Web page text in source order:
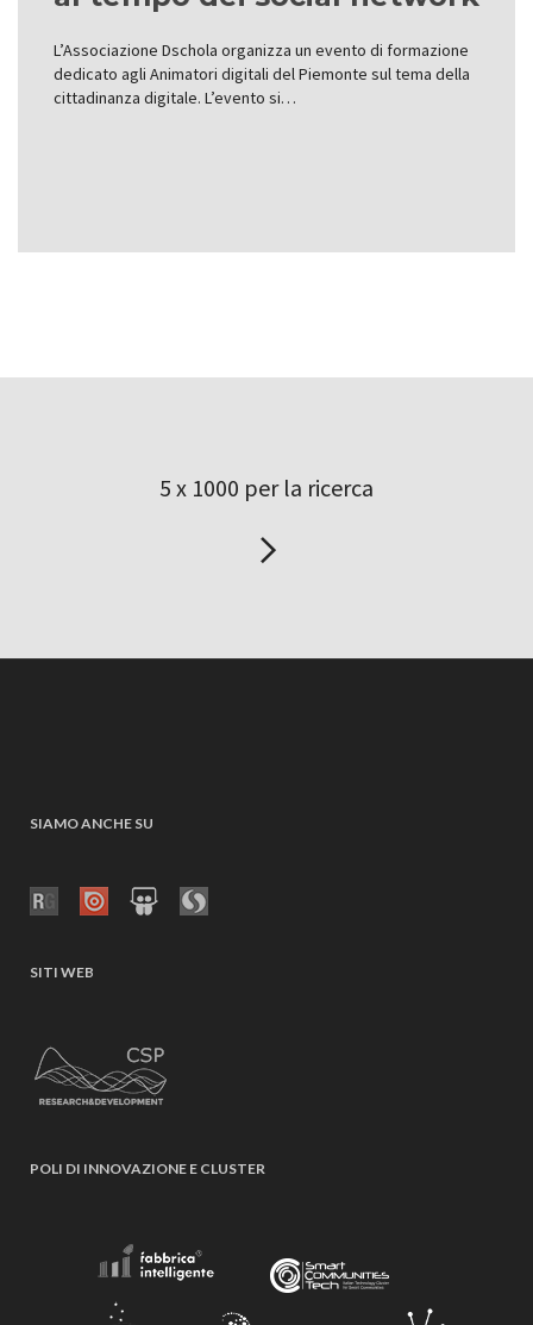
L’Associazione Dschola organizza un evento di formazione
dedicato agli Animatori digitali del Piemonte sul tema della
cittadinanza digitale. L’evento si…
5 x 1000 per la ricerca
SIAMO ANCHE SU
SITI WEB
POLI DI INNOVAZIONE E CLUSTER